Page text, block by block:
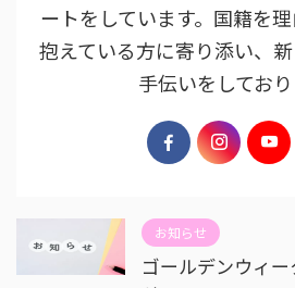
ートをしています。国籍を
抱えている方に寄り添い、
手伝いをしており
お知らせ
ゴールデンウィ